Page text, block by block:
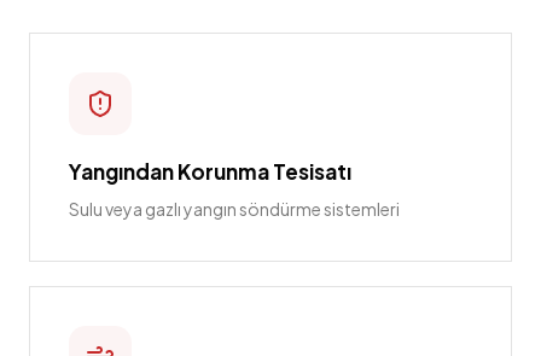
Yangından Korunma Tesisatı
Sulu veya gazlı yangın söndürme sistemleri